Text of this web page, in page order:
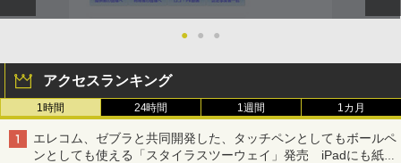
● ● ●
アクセスランキング
1時間 24時間 1週間 1カ月
エレコム、ゼブラと共同開発した、タッチペンとしてもボールペ
ンとしても使える「スタイラスツーウェイ」発売 iPadにも紙に